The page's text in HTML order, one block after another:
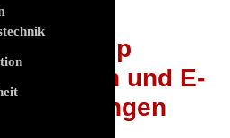
Net Shop
und E-